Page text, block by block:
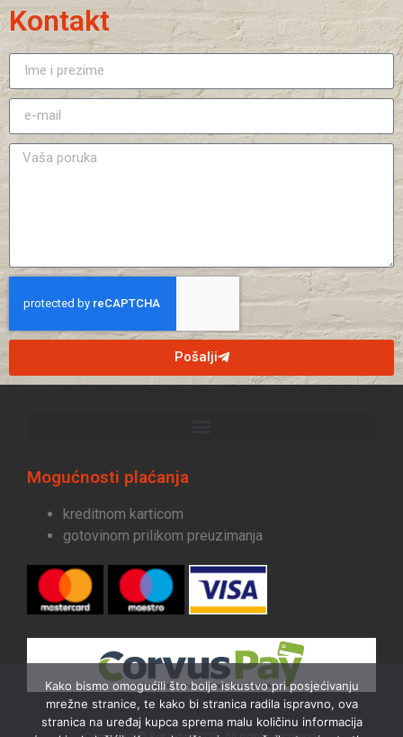
Kontakt
Pošalji
Mogućnosti plaćanja
kreditnom karticom
gotovinom prilikom preuzimanja
Kako bismo omogućili što bolje iskustvo pri posjećivanju
mrežne stranice, te kako bi stranica radila ispravno, ova
stranica na uređaj kupca sprema malu količinu informacija